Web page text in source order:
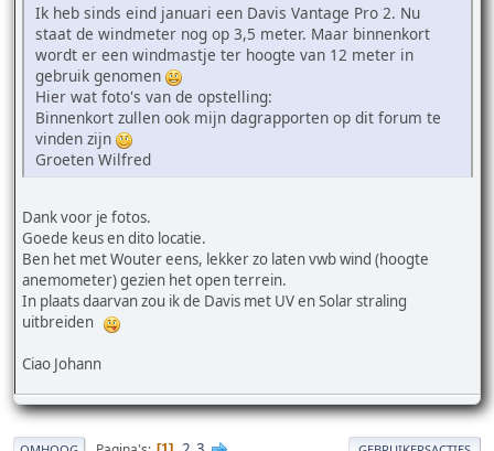
Ik heb sinds eind januari een Davis Vantage Pro 2. Nu
staat de windmeter nog op 3,5 meter. Maar binnenkort
wordt er een windmastje ter hoogte van 12 meter in
gebruik genomen
Hier wat foto's van de opstelling:
Binnenkort zullen ook mijn dagrapporten op dit forum te
vinden zijn
Groeten Wilfred
Dank voor je fotos.
Goede keus en dito locatie.
Ben het met Wouter eens, lekker zo laten vwb wind (hoogte
anemometer) gezien het open terrein.
In plaats daarvan zou ik de Davis met UV en Solar straling
uitbreiden
Ciao Johann